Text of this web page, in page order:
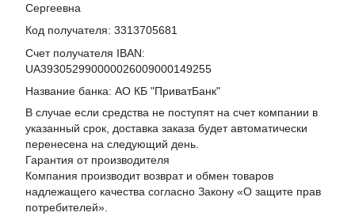
Сергеевна
Код получателя: 3313705681
Счет получателя IBAN:
UA393052990000026009000149255
Название банка: АО КБ "ПриватБанк"
В случае если средства не поступят на счет компании в
указанный срок, доставка заказа будет автоматически
перенесена на следующий день.
Гарантия от производителя
Компания производит возврат и обмен товаров
надлежащего качества согласно Закону «О защите прав
потребителей».